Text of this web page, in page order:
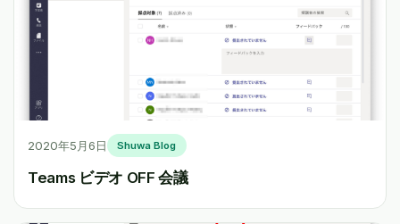
2020年5月6日 Shuwa Blog
Teams ビデオ OFF 会議